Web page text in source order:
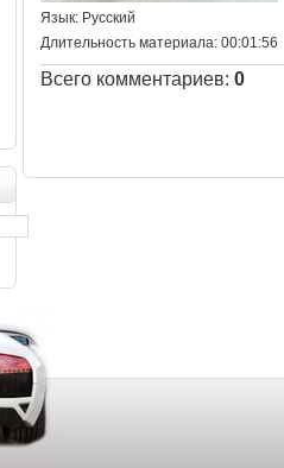
Язык: Русский
Длительность материала: 00:01:56
Всего комментариев:0